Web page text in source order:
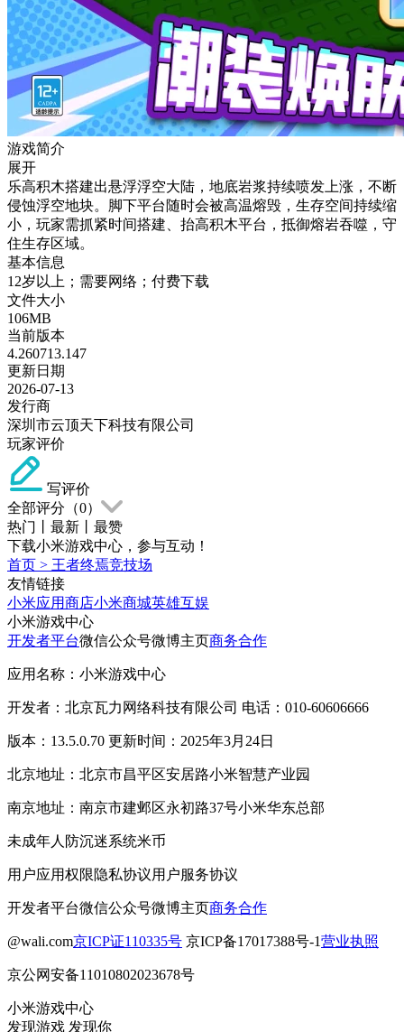
游戏简介
展开
乐高积木搭建出悬浮浮空大陆，地底岩浆持续喷发上涨，不断
侵蚀浮空地块。脚下平台随时会被高温熔毁，生存空间持续缩
小，玩家需抓紧时间搭建、抬高积木平台，抵御熔岩吞噬，守
住生存区域。
基本信息
12岁以上；需要网络；付费下载
文件大小
106MB
当前版本
4.260713.147
更新日期
2026-07-13
发行商
深圳市云顶天下科技有限公司
玩家评价
写评价
全部评分（0）
热门
最新
最赞
下载小米游戏中心，参与互动！
首页 > 王者终焉竞技场
友情链接
小米应用商店小米商城英雄互娱
小米游戏中心
开发者平台微信公众号微博主页商务合作
应用名称：小米游戏中心
开发者：北京瓦力网络科技有限公司 电话：010-60606666
版本：13.5.0.70 更新时间：2025年3月24日
北京地址：北京市昌平区安居路小米智慧产业园
南京地址：南京市建邺区永初路37号小米华东总部
未成年人防沉迷系统米币
用户应用权限隐私协议用户服务协议
开发者平台微信公众号微博主页商务合作
@wali.com京ICP证110335号 京ICP备17017388号-1营业执照
京公网安备11010802023678号
小米游戏中心
发现游戏 发现你